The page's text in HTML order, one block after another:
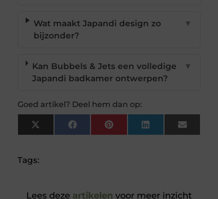
Wat maakt Japandi design zo
bijzonder?
▼
Kan Bubbels & Jets een volledige
Japandi badkamer ontwerpen?
▼
Goed artikel? Deel hem dan op:
X
(Twitter)
FacebookPinterestLinkedInEmail
Tags:
Lees deze artikelen voor meer inzicht